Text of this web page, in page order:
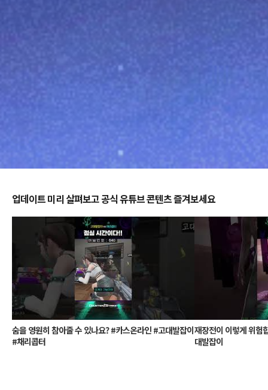
업데이트 미리 살펴보고 공식 유튜브 콘텐츠 즐겨보세요
숨을 영원히 참아줄 수 있나요? #카스온라인 #고대발잡이
#채리콥터
재장전이 이렇게 위험
대발잡이